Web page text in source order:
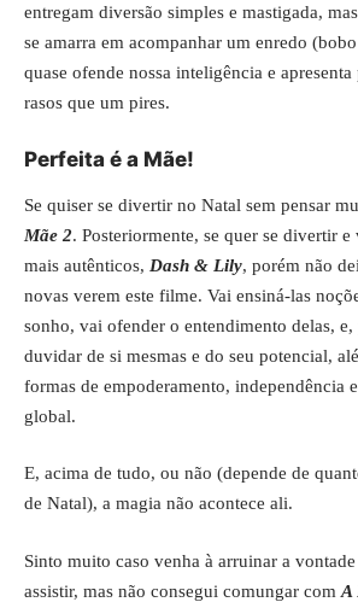
entregam diversão simples e mastigada,
se amarra em acompanhar um enredo
quase ofende nossa inteligência e apresenta
rasos que um pires.
Perfeita é a Mãe!
Se quiser se divertir no Natal sem pensar
Mãe 2. Posteriormente, se quer se divertir e
mais autênticos, Dash & Lily, porém não
novas verem este filme. Vai ensiná-las
sonho, vai ofender o entendimento delas,
duvidar de si mesmas e do seu potencial,
formas de empoderamento, independência
global.
E, acima de tudo, ou não (depende de
de Natal), a magia não acontece ali.
Sinto muito caso venha à arruinar a
assistir, mas não consegui comungar com A